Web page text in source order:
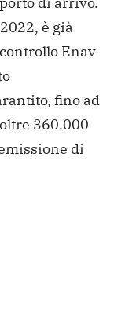
è già
Enav
fino ad
360.000
di